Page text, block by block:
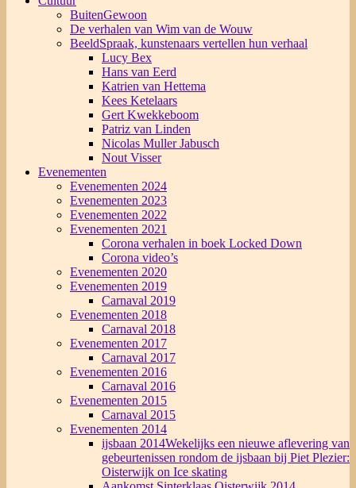
BuitenGewoon
De verhalen van Wim van de Wouw
BeeldSpraak, kunstenaars vertellen hun verhaal
Lucy Bex
Hans van Eerd
Katrien van Hettema
Kees Ketelaars
Gert Kwekkeboom
Patriz van Linden
Nicolas Muller Jabusch
Nout Visser
Evenementen
Evenementen 2024
Evenementen 2023
Evenementen 2022
Evenementen 2021
Corona verhalen in boek Locked Down
Corona video’s
Evenementen 2020
Evenementen 2019
Carnaval 2019
Evenementen 2018
Carnaval 2018
Evenementen 2017
Carnaval 2017
Evenementen 2016
Carnaval 2016
Evenementen 2015
Carnaval 2015
Evenementen 2014
ijsbaan 2014Wekelijks een nieuwe aflevering van
gebeurtenissen rondom de ijsbaan bij Piet Plezier:
Oisterwijk on Ice skating